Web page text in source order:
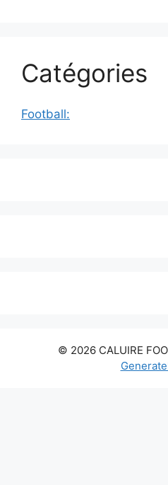
Catégories
Football:
© 2026 CALUIRE